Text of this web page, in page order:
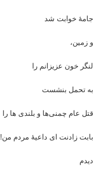
جامۀ خوابت شد
و زمین،
لنگر خون عزیزانم را
به تحمل بنشست
قتل عام چمنی‌ها و بلندی ها را
بابت زادنت ای داعیۀ مردم من!
دیدم